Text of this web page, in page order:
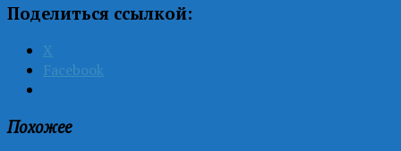
Поделиться ссылкой:
X
Facebook
Похожее